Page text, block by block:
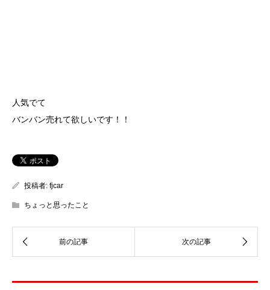
人気でて
バンバン売れて欲しいです！！
投稿者: fjcar
ちょっと思ったこと